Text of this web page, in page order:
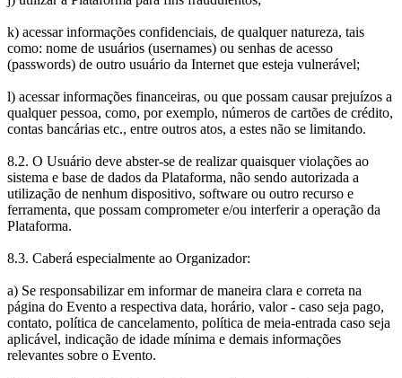
k) acessar informações confidenciais, de qualquer natureza, tais
como: nome de usuários (usernames) ou senhas de acesso
(passwords) de outro usuário da Internet que esteja vulnerável;
l) acessar informações financeiras, ou que possam causar prejuízos a
qualquer pessoa, como, por exemplo, números de cartões de crédito,
contas bancárias etc., entre outros atos, a estes não se limitando.
8.2. O Usuário deve abster-se de realizar quaisquer violações ao
sistema e base de dados da Plataforma, não sendo autorizada a
utilização de nenhum dispositivo, software ou outro recurso e
ferramenta, que possam comprometer e/ou interferir a operação da
Plataforma.
8.3. Caberá especialmente ao Organizador:
a) Se responsabilizar em informar de maneira clara e correta na
página do Evento a respectiva data, horário, valor - caso seja pago,
contato, política de cancelamento, política de meia-entrada caso seja
aplicável, indicação de idade mínima e demais informações
relevantes sobre o Evento.